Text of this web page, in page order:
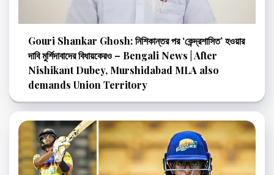
Gouri Shankar Ghosh: নিশিকান্তর পর ‘কেন্দ্রশাসিত’ হওয়ার
দাবি মুর্শিদাবাদের বিধায়কেরও – Bengali News | After
Nishikant Dubey, Murshidabad MLA also
demands Union Territory